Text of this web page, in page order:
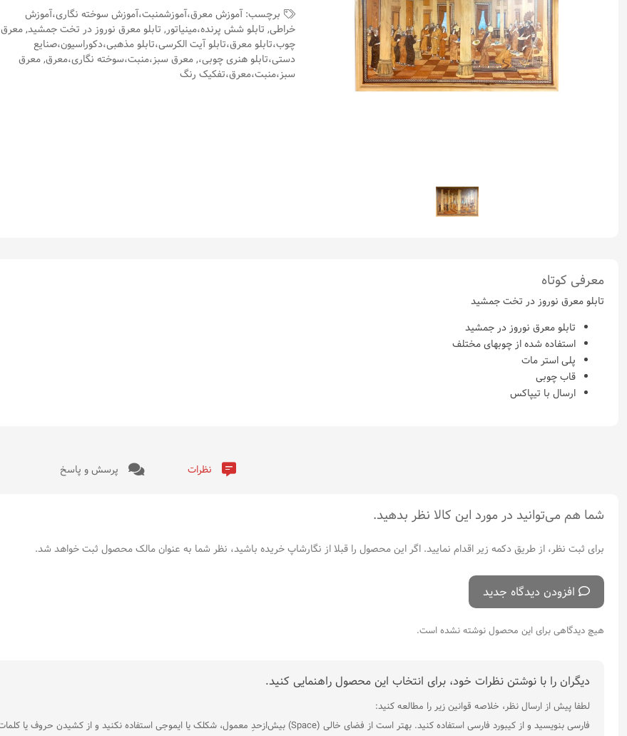
برچسب:آموزش معرق،آموزشمنبت،آموزش سوخته نگاری،آموزش
خراطی, تابلو شش پرنده،مینیاتور, تابلو معرق نوروز در تخت جمشید,معرق
چوب،تابلو معرق،تابلو آیت الکرسی،تابلو مذهبی،دکوراسیون،صنایع
دستی،تابلو هنری چوبی،,معرق سبز،منبت،سوخته نگاری،معرق,معرق
سبز،منبت،معرق،تفکیک رنگ
معرفی کوتاه
تابلو معرق نوروز در تخت جمشید
تابلو معرق نوروز در جمشید
استفاده شده از چوبهای مختلف
پلی استر مات
قاب چوبی
ارسال با تیپاکس
نظرات پرسش و پاسخ
شما هم می‌توانید در مورد این کالا نظر بدهید.
برای ثبت نظر، از طریق دکمه زیر اقدام نمایید. اگر این محصول را قبلا از نگارشاپ خریده باشید، نظر شما به عنوان مالک محصول ثبت خواهد شد.
افزودن دیدگاه جدید
هیچ دیدگاهی برای این محصول نوشته نشده است.
دیگران را با نوشتن نظرات خود، برای انتخاب این محصول راهنمایی کنید.
لطفا پیش از ارسال نظر، خلاصه قوانین زیر را مطالعه کنید:
فارسی بنویسید و از کیبورد فارسی استفاده کنید. بهتر است از فضای خالی (Space) بیش‌از‌حدِ معمول، شکلک یا ایموجی استفاده نکنید و از کشیدن حروف یا کلمات با صفحه‌کلید بپرهیزید.